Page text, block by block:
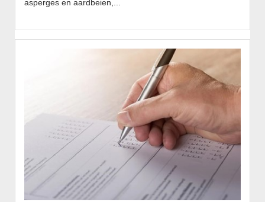
asperges en aardbeien,...